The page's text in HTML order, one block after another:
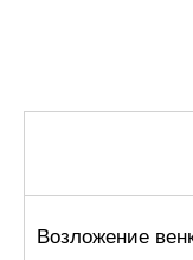
Возложение